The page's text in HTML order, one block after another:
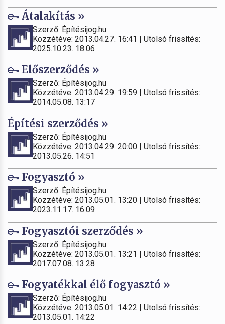
Átalakítás »
Szerző: Építésijog.hu
Közzétéve: 2013.04.27. 16:41 | Utolsó frissítés:
2025.10.23. 18:06
Előszerződés »
Szerző: Építésijog.hu
Közzétéve: 2013.04.29. 19:59 | Utolsó frissítés:
2014.05.08. 13:17
Építési szerződés »
Szerző: Építésijog.hu
Közzétéve: 2013.04.29. 20:00 | Utolsó frissítés:
2013.05.26. 14:51
Fogyasztó »
Szerző: Építésijog.hu
Közzétéve: 2013.05.01. 13:20 | Utolsó frissítés:
2023.11.17. 16:09
Fogyasztói szerződés »
Szerző: Építésijog.hu
Közzétéve: 2013.05.01. 13:21 | Utolsó frissítés:
2017.07.08. 13:28
Fogyatékkal élő fogyasztó »
Szerző: Építésijog.hu
Közzétéve: 2013.05.01. 14:22 | Utolsó frissítés:
2013.05.01. 14:22